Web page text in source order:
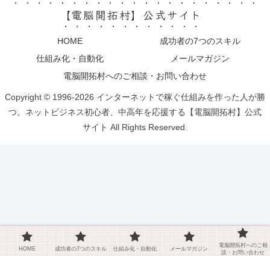
【電脳開拓村】公式サイト
HOME
成功者の7つのスキル
仕組み化・自動化
メールマガジン
電脳開拓村へのご相談・お問い合わせ
Copyright © 1996-2026 インターネットで稼ぐ仕組みを作った人が勝
つ。ネットビジネス初心者、中高年を応援する【電脳開拓村】公式
サイト All Rights Reserved.
HOME 成功者の7つのスキル 仕組み化・自動化 メールマガジン
電脳開拓村へのご相
談・お問い合わせ